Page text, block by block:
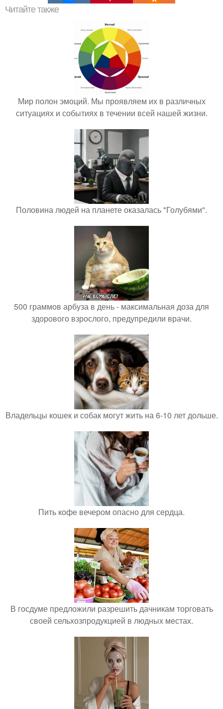
Читайте также
Мир полон эмоций. Мы проявляем их в различных
ситуациях и событиях в течении всей нашей жизни.
Половина людей на планете оказалась "Голубями".
500 граммов арбуза в день - максимальная доза для
здорового взрослого, предупредили врачи.
Владельцы кошек и собак могут жить на 6-10 лет дольше.
Пить кофе вечером опасно для сердца.
В госдуме предложили разрешить дачникам торговать
своей сельхозпродукцией в людных местах.